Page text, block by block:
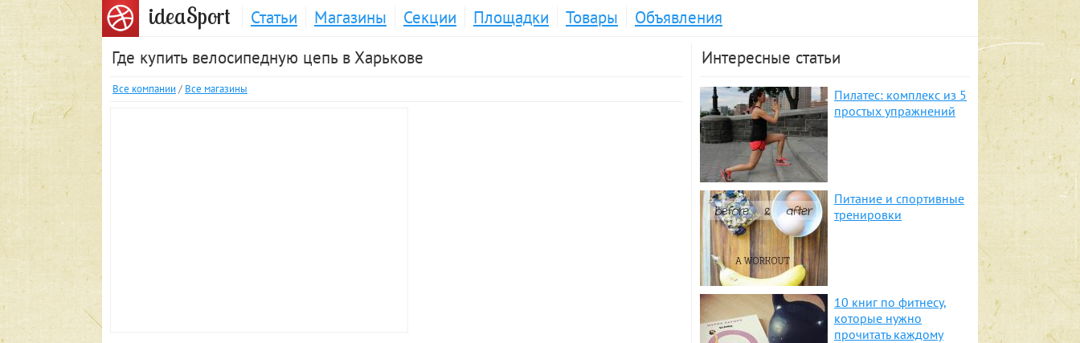
ideaSport Статьи Магазины Секции Площадки Товары
Объявления
Где купить велосипедную цепь в Харькове
Все компании / Все магазины
Интересные статьи
Пилатес: комплекс из 5
простых упражнений
Питание и спортивные
тренировки
10 книг по фитнесу,
которые нужно
прочитать каждому